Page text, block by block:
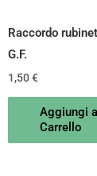
Raccordo
G.F.
1,50€
Aggiungi al
Carrello